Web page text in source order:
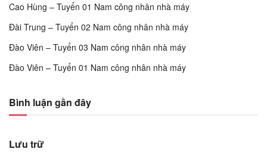
Cao Hùng – Tuyển 01 Nam công nhân nhà máy
Đài Trung – Tuyển 02 Nam công nhân nhà máy
Đào Viên – Tuyển 03 Nam công nhân nhà máy
Đào Viên – Tuyển 01 Nam công nhân nhà máy
Bình luận gần đây
Lưu trữ